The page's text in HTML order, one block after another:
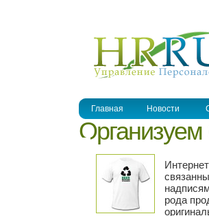
Главная Новости
Организуем
рода